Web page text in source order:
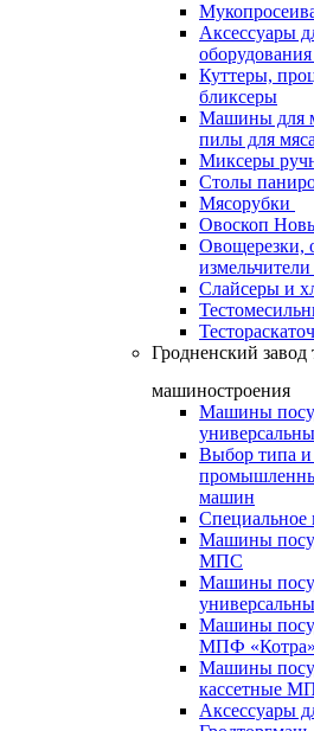
Аксессуары
оборудования
Куттеры,
бликсеры
Машины для
пилы для мяса
Миксеры
Столы
Мясорубки
Овоскоп
Овощерезки,
измельчители
Слайсеры и
Гродненский завод
машиностроения
Машины
Выбор типа и
машин
Специальное
Машины
МПС
Машины
Машины
МПФ «Котра»
Машины
кассетные
Аксессуары